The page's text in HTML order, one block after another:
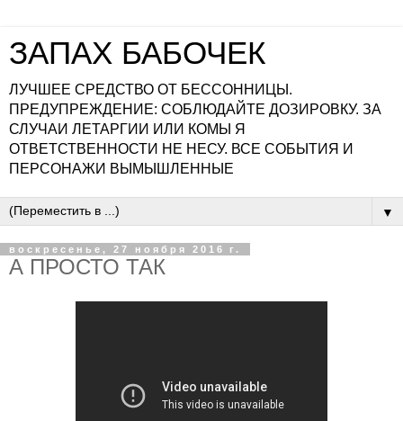
ЗАПАХ БАБОЧЕК
ЛУЧШЕЕ СРЕДСТВО ОТ БЕССОННИЦЫ.
ПРЕДУПРЕЖДЕНИЕ: СОБЛЮДАЙТЕ ДОЗИРОВКУ. ЗА
СЛУЧАИ ЛЕТАРГИИ ИЛИ КОМЫ Я
ОТВЕТСТВЕННОСТИ НЕ НЕСУ. ВСЕ СОБЫТИЯ И
ПЕРСОНАЖИ ВЫМЫШЛЕННЫЕ
▼
воскресенье, 27 ноября 2016 г.
А ПРОСТО ТАК